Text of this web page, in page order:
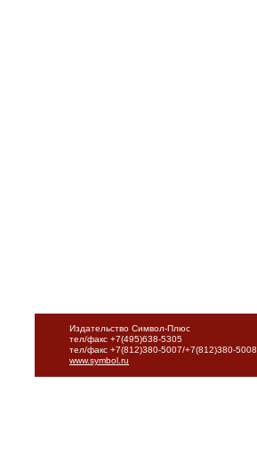
Издательство Символ-Плюс
тел/факс +7(495)638-5305
тел/факс +7(812)380-5007/+7(812)380-5008
www.symbol.ru